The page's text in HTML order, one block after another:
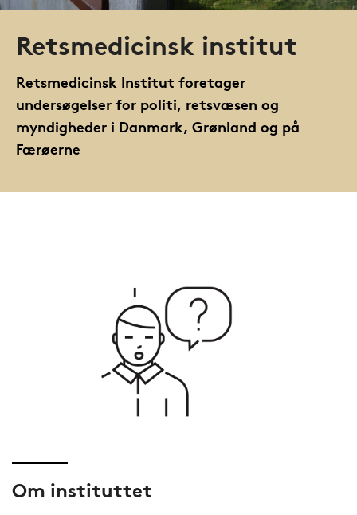
Retsmedicinsk institut
Retsmedicinsk Institut foretager
undersøgelser for politi, retsvæsen og
myndigheder i Danmark, Grønland og på
Færøerne
Om instituttet